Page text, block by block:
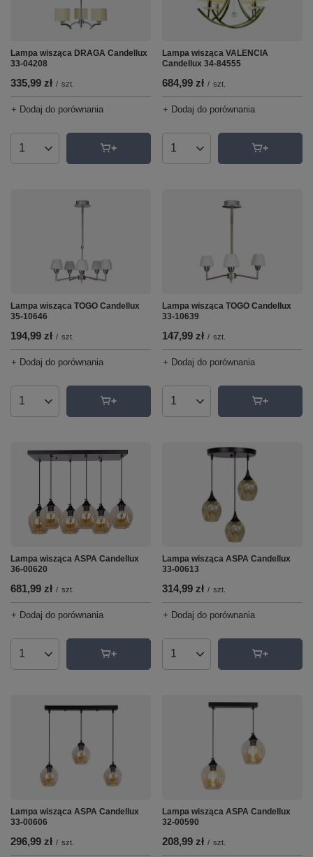
Lampa wisząca DRAGA Candellux
33-04208
335,99 zł / szt.
+ Dodaj do porównania
Ilość produktów
Lampa wisząca VALENCIA
Candellux 34-84555
684,99 zł / szt.
+ Dodaj do porównania
Ilość produktów
Lampa wisząca TOGO Candellux
35-10646
194,99 zł / szt.
+ Dodaj do porównania
Ilość produktów
Lampa wisząca TOGO Candellux
33-10639
147,99 zł / szt.
+ Dodaj do porównania
Ilość produktów
Lampa wisząca ASPA Candellux
36-00620
681,99 zł / szt.
+ Dodaj do porównania
Ilość produktów
Lampa wisząca ASPA Candellux
33-00613
314,99 zł / szt.
+ Dodaj do porównania
Ilość produktów
Lampa wisząca ASPA Candellux
33-00606
296,99 zł / szt.
Lampa wisząca ASPA Candellux
32-00590
208,99 zł / szt.